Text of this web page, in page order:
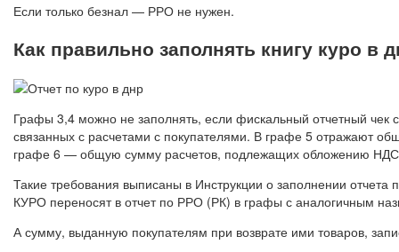
Если только безнал — РРО не нужен.
Как правильно заполнять книгу куро в
Графы 3,4 можно не заполнять, если фискальный отчетный
связанных с расчетами с покупателями. В графе 5 отражают
графе 6 — общую сумму расчетов, подлежащих обложению НДС
Такие требования выписаны в Инструкции о заполнении
КУРО переносят в отчет по РРО (РК) в графы с аналогичным
А сумму, выданную покупателям при возврате ими товаров,